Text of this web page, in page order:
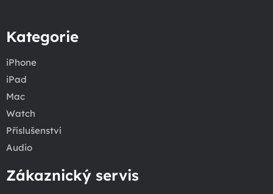
Kategorie
iPhone
iPad
Mac
Watch
Příslušenství
Audio
Zákaznický servis